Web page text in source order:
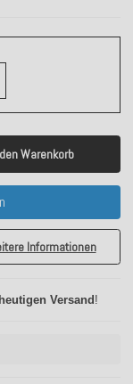
Warenkorb
Informationen
heutigen Versand !